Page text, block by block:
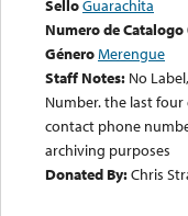
SelloGuarachita
Numero de Catalogo
GéneroMerengue
Staff Notes: No
Number. the last
contact phone
archiving purposes
Donated By:Chris